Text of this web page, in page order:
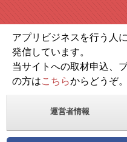
アプリビジネスを行う人
発信しています。
当サイトへの取材申込、
の方はこちらからどうぞ。
運営者情報